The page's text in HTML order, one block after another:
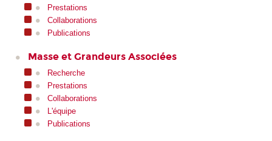
Prestations
Collaborations
Publications
Masse et Grandeurs Associées
Recherche
Prestations
Collaborations
L'équipe
Publications